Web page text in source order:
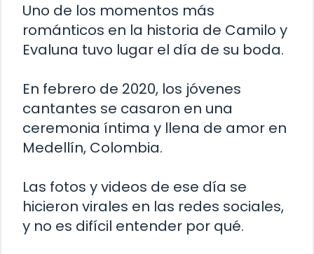
Uno de los momentos más
románticos en la historia de Camilo y
Evaluna tuvo lugar el día de su boda.
En febrero de 2020, los jóvenes
cantantes se casaron en una
ceremonia íntima y llena de amor en
Medellín, Colombia.
Las fotos y videos de ese día se
hicieron virales en las redes sociales,
y no es difícil entender por qué.